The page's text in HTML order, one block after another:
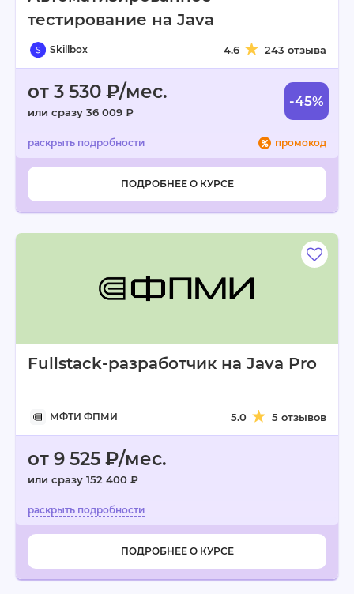
тестирование на Java
Skillbox 4.6 243 отзыва
от 3 530 ₽/мес.
или сразу 36 009 ₽
-45%
промокод
ПОДРОБНЕЕ О КУРСЕ
Fullstack-разработчик на Java Pro
МФТИ ФПМИ 5.0 5 отзывов
от 9 525 ₽/мес.
или сразу 152 400 ₽
ПОДРОБНЕЕ О КУРСЕ